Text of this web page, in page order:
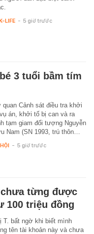
LIFE - 5 giờ trước
3 tuổi bầm tím
quan Cảnh sát điều tra khởi
án, khởi tố bị can và ra
tạm giam đối tượng Nguyễn
Nam (SN 1993, trú thôn…
- 5 giờ trước
chưa từng được
100 triệu đồng
T. bất ngờ khi biết mình
tên tài khoản này và chưa